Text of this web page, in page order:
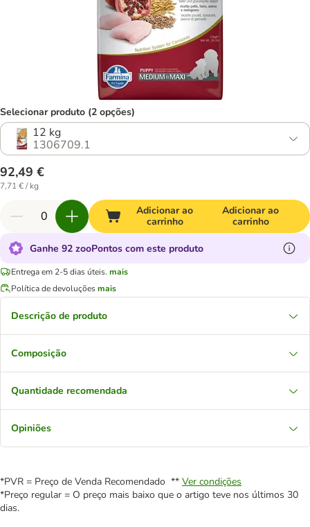
Selecionar produto (2 opções)
12 kg
1306709.1
92,49 €
7,71 € / kg
Adicionar ao
carrinho
Adicionar ao
carrinho
Ganhe 92 zooPontos com este produto
Entrega em 2-5 dias úteis. mais
Política de devoluçõesmais
Descrição de produto
Composição
Quantidade recomendada
Opiniões
*PVR = Preço de Venda Recomendado ** Ver condições
*Preço regular = O preço mais baixo que o artigo teve nos últimos 30
dias.